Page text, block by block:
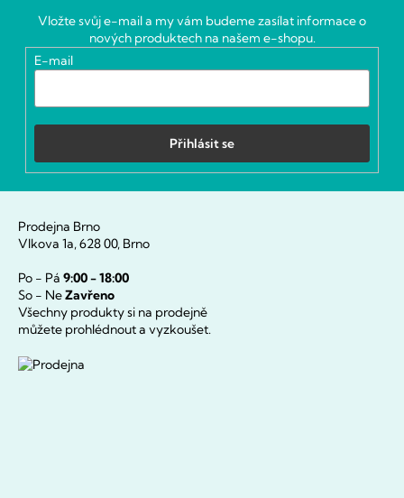
Vložte svůj e-mail a my vám budeme zasílat informace o
nových produktech na našem e-shopu.
E-mail
Přihlásit se
Prodejna Brno
Vlkova 1a, 628 00, Brno
Po - Pá 9:00 - 18:00
So - NeZavřeno
Všechny produkty si na prodejně
můžete prohlédnout a vyzkoušet.